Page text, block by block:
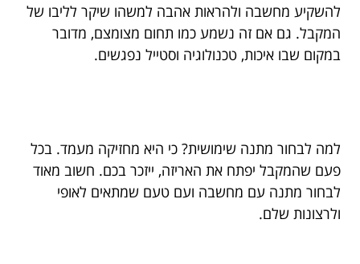
להשקיע מחשבה ולהראות אהבה למשהו שיקר לליבו של
המקבל. גם אם זה נשמע כמו תחום מצומצם, מדובר
במקום שבו איכות, טכנולוגיה וסטייל נפגשים.
למה לבחור מתנה שימושית? כי היא מחזיקה מעמד. בכל
פעם שהמקבל יפתח את האריזה, ייזכר בכם. חשוב מאוד
לבחור מתנה עם מחשבה ועם טעם שמתאים לאופי
ולרצונות שלם.